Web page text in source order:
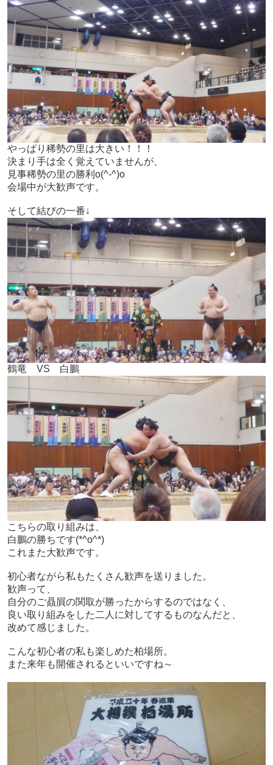
やっぱり稀勢の里は大きい！！！
決まり手は全く覚えていませんが、
見事稀勢の里の勝利o(^-^)o
会場中が大歓声です。
そして結びの一番↓
鶴竜 VS 白鵬
こちらの取り組みは、
白鵬の勝ちです(*^o^*)
これまた大歓声です。
初心者ながら私もたくさん歓声を送りました。
歓声って、
自分のご贔屓の関取が勝ったからするのではなく、
良い取り組みをした二人に対してするものなんだと、
改めて感じました。
こんな初心者の私も楽しめた柏場所。
また来年も開催されるといいですね～